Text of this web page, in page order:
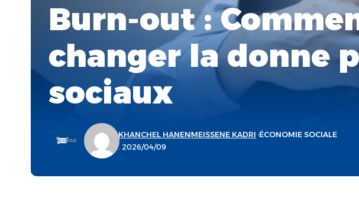
Burn-out :
changer la donne
sociaux
. 2026/04/09
KHANCHEL HANENMEISSENE KADRI ÉCONOMIE SOCIALE